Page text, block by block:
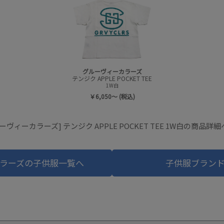
グルーヴィーカラーズ
テンジク APPLE POCKET TEE
1W白
￥6,050～ (税込)
ヴィーカラーズ] テンジク APPLE POCKET TEE 1W白の商品詳細
ーズの子供服一覧へ 子供服ブラン